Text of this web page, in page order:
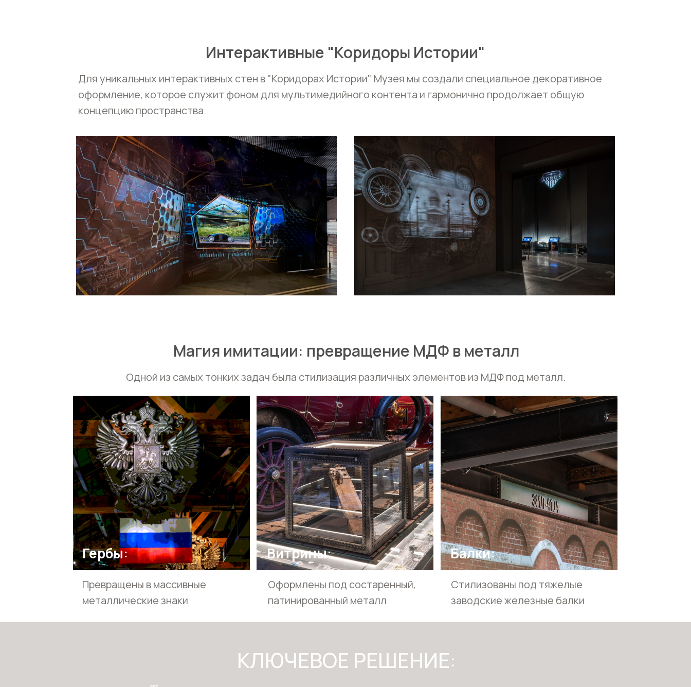
Интерактивные "Коридоры Истории"
Для уникальных интерактивных стен в "Коридорах Истории" Музея мы создали специальное декоративное
оформление, которое служит фоном для мультимедийного контента и гармонично продолжает общую
концепцию пространства.
Магия имитации: превращение МДФ в металл
Стилизованы под тяжелые
заводские железные балки
Оформлены под состаренный,
патинированный металл
Превращены в массивные
металлические знаки
Одной из самых тонких задач была стилизация различных элементов из МДФ под металл.
Балки:
Витрины:
Гербы:
КЛЮЧЕВОЕ РЕШЕНИЕ: